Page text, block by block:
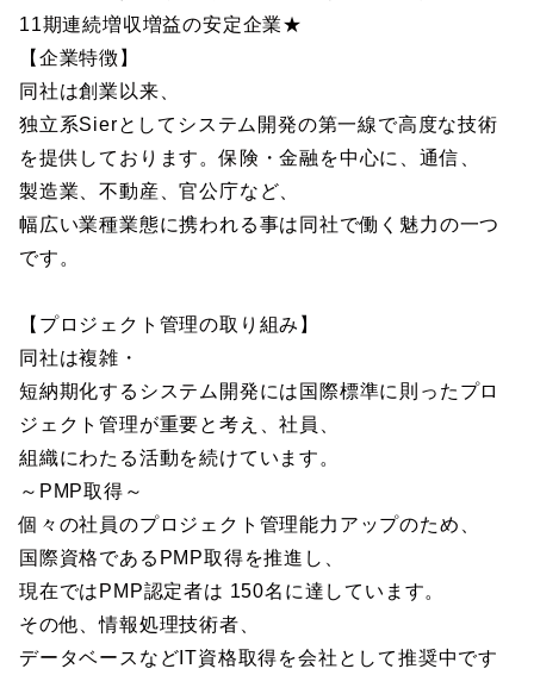
11期連続増収増益の安定企業★
【企業特徴】
同社は創業以来、
独立系Sierとしてシステム開発の第一線で高度な技術
を提供しております。保険・金融を中心に、通信、
製造業、不動産、官公庁など、
幅広い業種業態に携われる事は同社で働く魅力の一つ
です。
【プロジェクト管理の取り組み】
同社は複雑・
短納期化するシステム開発には国際標準に則ったプロ
ジェクト管理が重要と考え、社員、
組織にわたる活動を続けています。
～PMP取得～
個々の社員のプロジェクト管理能力アップのため、
国際資格であるPMP取得を推進し、
現在ではPMP認定者は 150名に達しています。
その他、情報処理技術者、
データベースなどIT資格取得を会社として推奨中です